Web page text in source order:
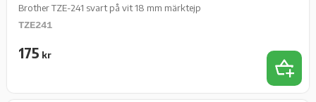
Brother TZE-241 svart på vit 18 mm märktejp
TZE241
175 kr